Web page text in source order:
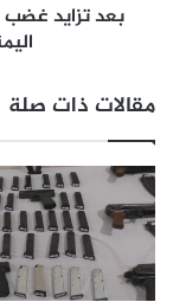
بعد تزايد غضب
مقالات ذات صلة